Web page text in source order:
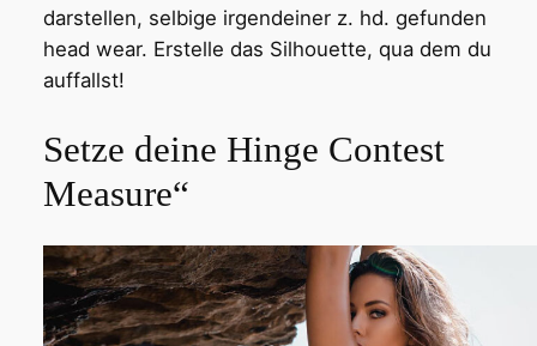
darstellen, selbige irgendeiner z. hd. gefunden
head wear. Erstelle das Silhouette, qua dem du
auffallst!
Setze deine Hinge Contest
Measure“